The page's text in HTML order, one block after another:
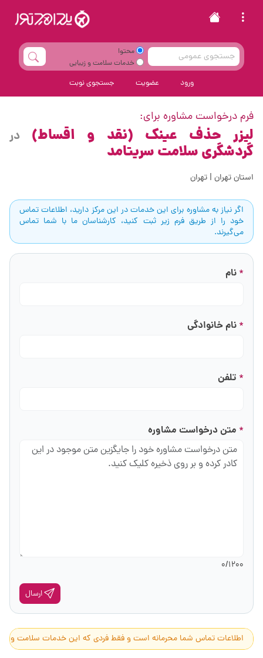
محتوا
خدمات سلامت و زیبایی
ورود عضویت جستجوی نوبت
فرم درخواست مشاوره برای:
لیزر حذف عینک (نقد و اقساط) در
گردشگری سلامت سریتامد
استان تهران | تهران
اگر نیاز به مشاوره برای این خدمات در این مرکز دارید، اطلاعات تماس
خود را از طریق فرم زیر ثبت کنید، کارشناسان ما با شما تماس
می‌گیرند.
* نام
* نام خانوادگی
* تلفن
* متن درخواست مشاوره
0/1200
ارسال
اطلاعات تماس شما محرمانه است و فقط فردی که این خدمات سلامت و